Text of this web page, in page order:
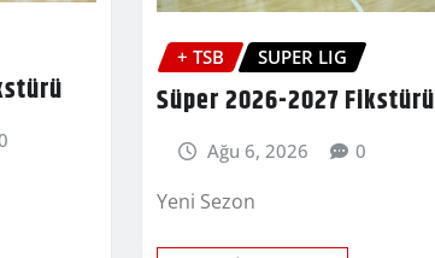
+ TSB SUPER LIG
Süper 2026-2027 Fikstürü
Ağu 6, 2026 0
Yeni Sezon